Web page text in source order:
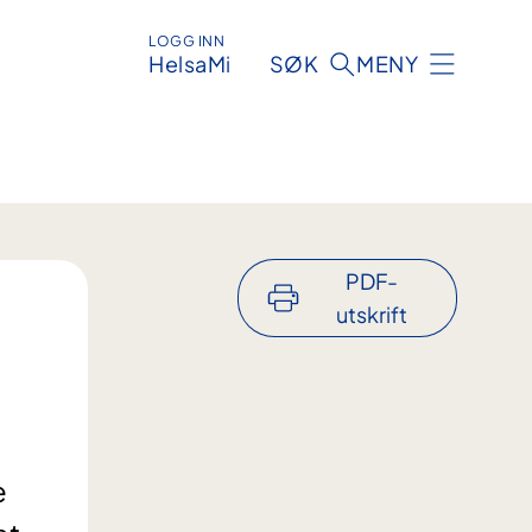
LOGG INN
HelsaMi SØK MENY
PDF-
utskrift